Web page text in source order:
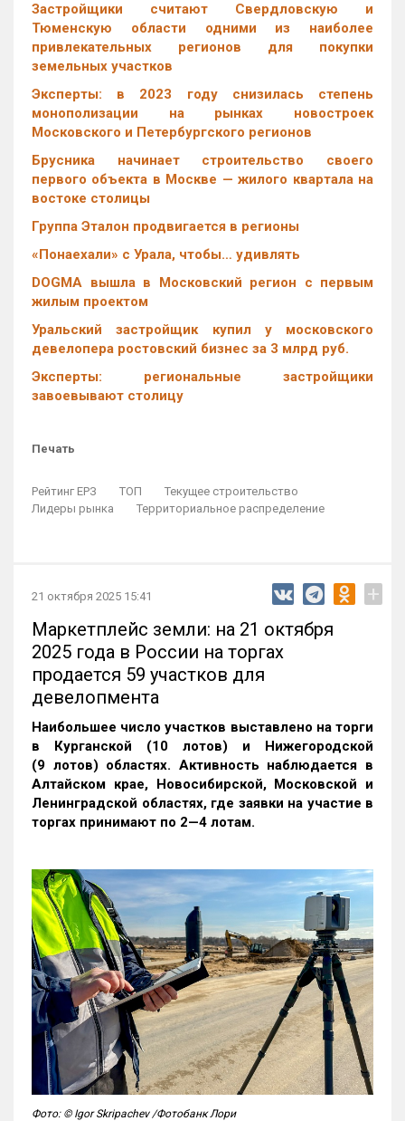
Застройщики считают Свердловскую и
Тюменскую области одними из наиболее
привлекательных регионов для покупки
земельных участков
Эксперты: в 2023 году снизилась степень
монополизации на рынках новостроек
Московского и Петербургского регионов
Брусника начинает строительство своего
первого объекта в Москве — жилого квартала на
востоке столицы
Группа Эталон продвигается в регионы
«Понаехали» с Урала, чтобы… удивлять
DOGMA вышла в Московский регион с первым
жилым проектом
Уральский застройщик купил у московского
девелопера ростовский бизнес за 3 млрд руб.
Эксперты: региональные застройщики
завоевывают столицу
Печать
Рейтинг ЕРЗ ТОП
Текущее строительство
Лидеры рынка
Территориальное распределение
21 октября 2025 15:41 +
Маркетплейс земли: на 21 октября
2025 года в России на торгах
продается 59 участков для
девелопмента
Наибольшее число участков выставлено на торги
в Курганской (10 лотов) и Нижегородской
(9 лотов) областях. Активность наблюдается в
Алтайском крае, Новосибирской, Московской и
Ленинградской областях, где заявки на участие в
торгах принимают по 2—4 лотам.
Фото: © Igor Skripachev /Фотобанк Лори